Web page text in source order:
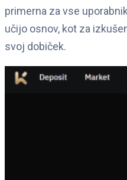
primerna za vse
učijo osnov, kot za
svoj dobiček.